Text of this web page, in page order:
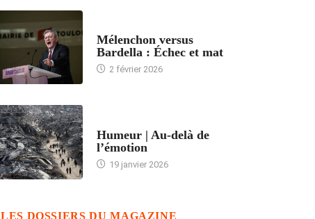
Mélenchon versus
Bardella : Échec et mat
2 février 2026
Humeur | Au-delà de
l’émotion
19 janvier 2026
LES DOSSIERS DU MAGAZINE